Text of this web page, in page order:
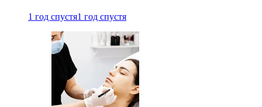
1 год спустя1 год спустя